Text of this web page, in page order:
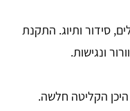
סידור ותיוג. התקנת
ונגישות.
הקליטה חלשה.